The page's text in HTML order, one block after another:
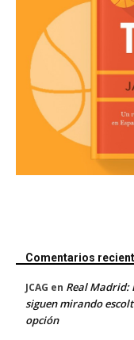
Comentarios
JCAG en Real Madrid:
siguen mirando
opción